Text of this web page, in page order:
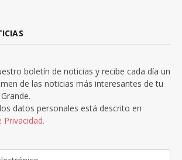
boletín de noticias y recibe cada día un
de las noticias más interesantes de tu
datos personales está descrito en
Privacidad.